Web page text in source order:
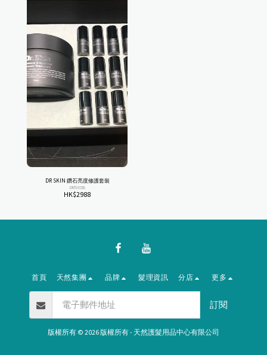
DR SKIN 鑽石亮度修護套裝
DRT00DB
HK$2988
首頁 天然集團 品牌 髮理資訊 分店 更多
訂閱
版權所有 © 2026 版權所有 - 天然護髮用品中心有限公司